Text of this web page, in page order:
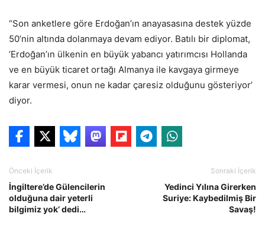
“Son anketlere göre Erdoğan’ın anayasasına destek yüzde
50’nin altında dolanmaya devam ediyor. Batılı bir diplomat,
‘Erdoğan’ın ülkenin en büyük yabancı yatırımcısı Hollanda
ve en büyük ticaret ortağı Almanya ile kavgaya girmeye
karar vermesi, onun ne kadar çaresiz olduğunu gösteriyor’
diyor.
Önceki İçerik
İngiltere’de Gülencilerin
olduğuna dair yeterli
bilgimiz yok’ dedi…
Sonraki İçerik
Yedinci Yılına Girerken
Suriye: Kaybedilmiş Bir
Savaş!